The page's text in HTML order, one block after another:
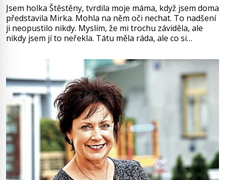
Jsem holka Štěstěny, tvrdila moje máma, když jsem doma
představila Mirka. Mohla na něm oči nechat. To nadšení
ji neopustilo nikdy. Myslím, že mi trochu záviděla, ale
nikdy jsem jí to neřekla. Tátu měla ráda, ale co si
Jsme spolu moc rádi Tehdy byla jiná doba, když